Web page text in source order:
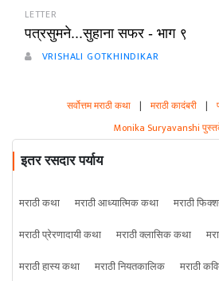
LETTER
पत्रसुमने...सुहाना सफर - भाग ९
VRISHALI GOTKHINDIKAR
सर्वोत्तम मराठी कथा | मराठी कादंबरी |
Monika Suryavanshi
इतर रसदार पर्याय
मराठी कथा मराठी आध्यात्मिक कथा
मराठी
मराठी प्रेरणादायी कथा
मराठी क्लासिक कथा
मराठी हास्य कथा
मराठी नियतकालिक मराठी